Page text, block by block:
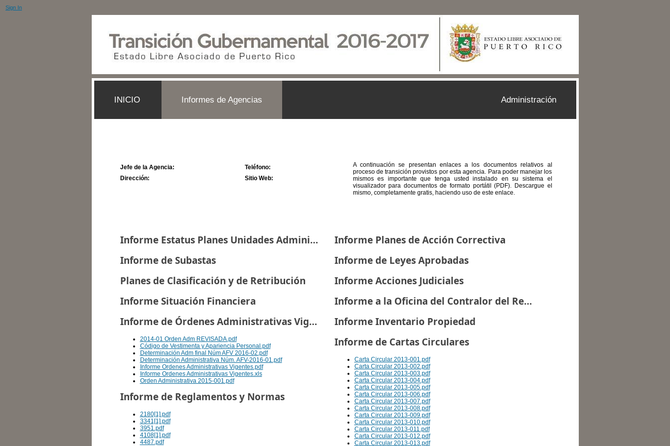
Sign In
INICIO Informes de Agencias Administración
Jefe de la Agencia:
Dirección:
Teléfono:
Sitio Web:
A continuación se presentan enlaces a los documentos relativos al
proceso de transición provistos por esta agencia. Para poder manejar los
mismos es importante que tenga usted instalado en su sistema el
visualizador para documentos de formato portátil (PDF). Descargue el
mismo, completamente gratis, haciendo uso de este enlace.
Informe Estatus Planes Unidades Administrativas
Informe de Subastas
Planes de Clasificación y de Retribución
Informe Situación Financiera
Informe de Órdenes Administrativas Vigentes
2014-01 Orden Adm REVISADA.pdf
Código de Vestimenta y Apariencia Personal.pdf
Determinación Adm final Núm AFV 2016-02.pdf
Determinación Administrativa Núm. AFV-2016-01.pdf
Informe Ordenes Administrativas Vigentes.pdf
Informe Ordenes Administrativas Vigentes.xls
Orden Administrativa 2015-001.pdf
Informe de Reglamentos y Normas
2180[1].pdf
3341[1].pdf
3951.pdf
4108[1].pdf
4487.pdf
Informe Planes de Acción Correctiva
Informe de Leyes Aprobadas
Informe Acciones Judiciales
Informe a la Oficina del Contralor del Registro de Puestos e Información Relacionada
Informe Inventario Propiedad
Informe de Cartas Circulares
Carta Circular 2013-001.pdf
Carta Circular 2013-002.pdf
Carta Circular 2013-003.pdf
Carta Circular 2013-004.pdf
Carta Circular 2013-005.pdf
Carta Circular 2013-006.pdf
Carta Circular 2013-007.pdf
Carta Circular 2013-008.pdf
Carta Circular 2013-009.pdf
Carta Circular 2013-010.pdf
Carta Circular 2013-011.pdf
Carta Circular 2013-012.pdf
Carta Circular 2013-013.pdf